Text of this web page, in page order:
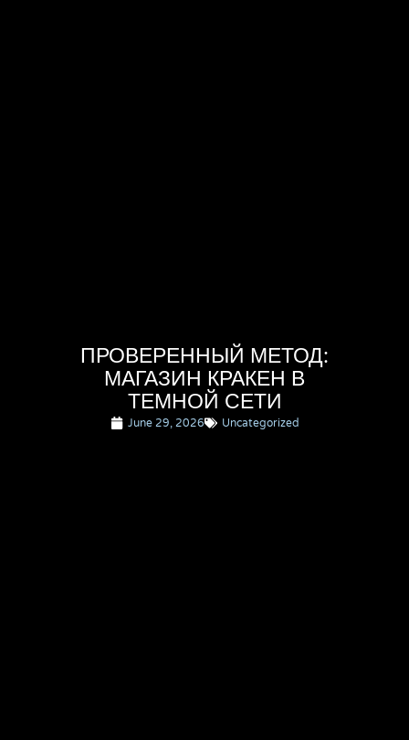
ПРОВЕРЕННЫЙ МЕТОД:
МАГАЗИН КРАКЕН В
ТЕМНОЙ СЕТИ
June 29, 2026 Uncategorized